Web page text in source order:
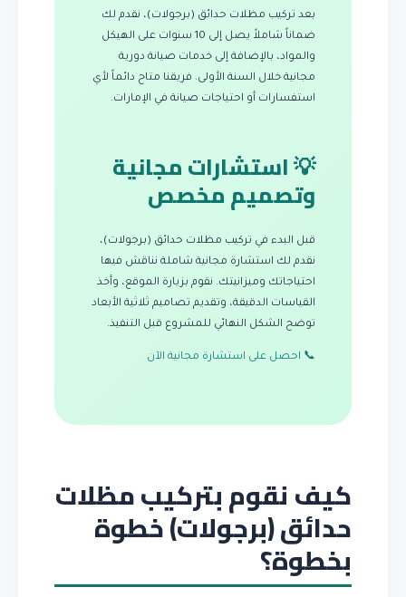
بعد تركيب مظلات حدائق (برجولات)، نقدم لك
ضماناً شاملاً يصل إلى 10 سنوات على الهيكل
والمواد، بالإضافة إلى خدمات صيانة دورية
مجانية خلال السنة الأولى. فريقنا متاح دائماً لأي
استفسارات أو احتياجات صيانة في الإمارات.
💡 استشارات مجانية
وتصميم مخصص
قبل البدء في تركيب مظلات حدائق (برجولات)،
نقدم لك استشارة مجانية شاملة نناقش فيها
احتياجاتك وميزانيتك. نقوم بزيارة الموقع، وأخذ
القياسات الدقيقة، وتقديم تصاميم ثلاثية الأبعاد
توضح الشكل النهائي للمشروع قبل التنفيذ.
📞 احصل على استشارة مجانية الآن
كيف نقوم بتركيب مظلات
حدائق (برجولات) خطوة
بخطوة؟